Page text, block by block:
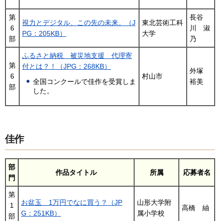
第
6
部
視力とデジタル、この先の未来。（J
PG：205KB）
東北芸術工科
大学
長谷
川 淑
乃
第
6
部
ふるさと納税 被災地支援 代理寄
付とは？！（JPG：268KB）
全国コンクールで佳作を受賞しま
した。
村山市
外塚
裕美
佳作
部
門
作品タイトル 所属 応募者名
第
1
部
お盆玉 1万円でなに買う？（JP
G：251KB）
山形大学附
属小学校
高橋 紬